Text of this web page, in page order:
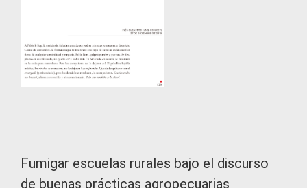
Fumigar escuelas rurales bajo el discurso
de buenas prácticas agropecuarias